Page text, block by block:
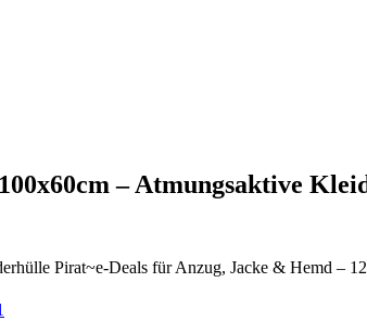
– Atmungsaktive
Pirat~e-Deals für Anzug, Jacke & Hemd –